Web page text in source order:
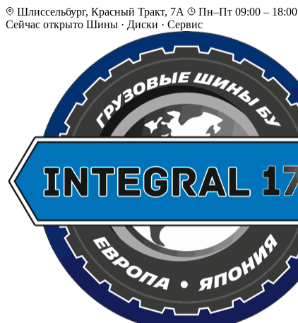
Шлиссельбург, Красный Тракт, 7А
Пн–Пт 09:00 – 18:00
Сейчас открыто Шины · Диски · Сервис